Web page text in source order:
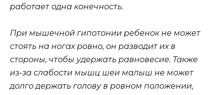
работает одна конечность.
При мышечной гипотонии ребенок не может
стоять на ногах ровно, он разводит их в
стороны, чтобы удержать равновесие. Также
из-за слабости мышц шеи малыш не может
долго держать голову в ровном положении,